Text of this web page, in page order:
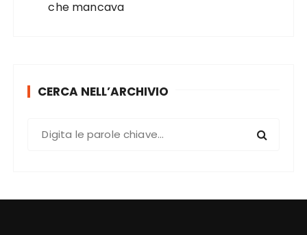
che mancava
CERCA NELL’ARCHIVIO